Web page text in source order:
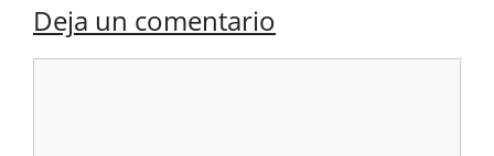
Deja un comentario